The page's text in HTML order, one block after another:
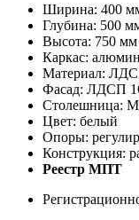
Ширина: 400
Глубина: 500
Высота: 750 мм
Каркас:
Материал:
Фасад: ЛДСП
Столешница:
Цвет: белый
Опоры:
Конструкция:
Реестр МПТ